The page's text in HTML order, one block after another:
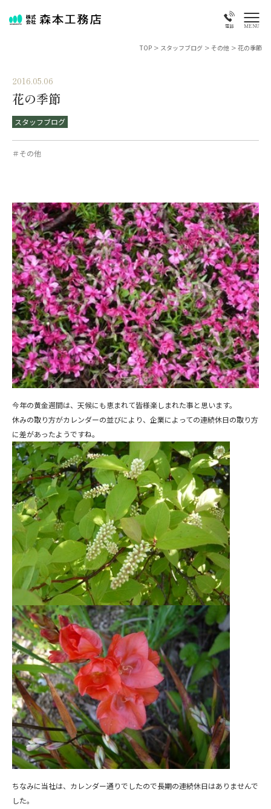
電話 MENU
TOP > スタッフブログ > その他 > 花の季節
2016.05.06
花の季節
スタッフブログ
＃その他
今年の黄金週間は、天候にも恵まれて皆様楽しまれた事と思います。
休みの取り方がカレンダーの並びにより、企業によっての連続休日の取り方
に差があったようですね。
ちなみに当社は、カレンダー通りでしたので長期の連続休日はありませんで
した。